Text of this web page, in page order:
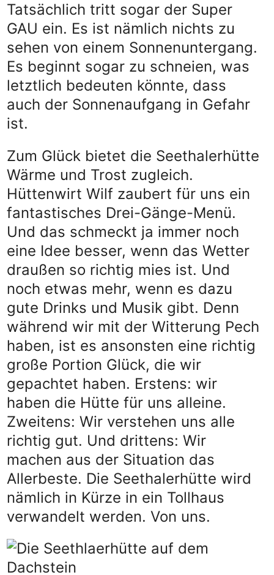
Tatsächlich tritt sogar der Super
GAU ein. Es ist nämlich nichts zu
sehen von einem Sonnenuntergang.
Es beginnt sogar zu schneien, was
letztlich bedeuten könnte, dass
auch der Sonnenaufgang in Gefahr
ist.
Zum Glück bietet die Seethalerhütte
Wärme und Trost zugleich.
Hüttenwirt Wilf zaubert für uns ein
fantastisches Drei-Gänge-Menü.
Und das schmeckt ja immer noch
eine Idee besser, wenn das Wetter
draußen so richtig mies ist. Und
noch etwas mehr, wenn es dazu
gute Drinks und Musik gibt. Denn
während wir mit der Witterung Pech
haben, ist es ansonsten eine richtig
große Portion Glück, die wir
gepachtet haben. Erstens: wir
haben die Hütte für uns alleine.
Zweitens: Wir verstehen uns alle
richtig gut. Und drittens: Wir
machen aus der Situation das
Allerbeste. Die Seethalerhütte wird
nämlich in Kürze in ein Tollhaus
verwandelt werden. Von uns.